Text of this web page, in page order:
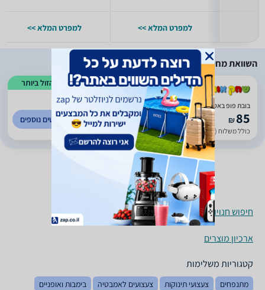
למפרט המלא >> למפרט המלא >>
השוואת מחירים
הזול ביותר
בובת פופ באטמן 1187 - Funko POP BATMAN
₪85
כולל משלוח (20 ₪) עד 4 ימי עסקים
לפרטים נוספים
חיפוש חנויות בובות לפי עיר
ארכיון מוצרים
קטגוריות משלימות
מתנפחים צעצועי תינוקות צעצועים לאמבטיה
בימבות ואופניים